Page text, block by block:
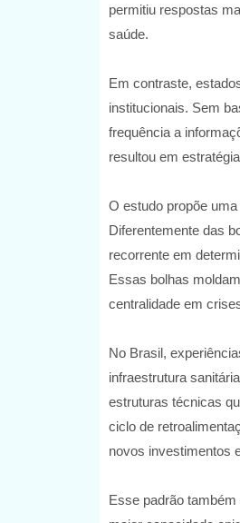
permitiu respostas
saúde.
Em contraste,
institucionais. Sem
frequência a
resultou em
O estudo propõe
Diferentemente das
recorrente em
Essas bolhas
centralidade em
No Brasil,
infraestrutura
estruturas técnicas
ciclo de
novos investimentos
Esse padrão